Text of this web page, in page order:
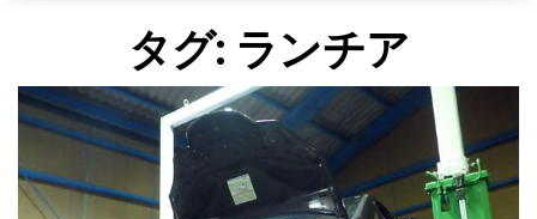
替
タグ: ランチア